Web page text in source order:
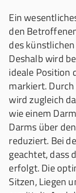
Ein
den
des
Deshalb wird
ideale Position
markiert.
wird zugleich
wie einem
Darms über
reduziert. Bei
geachtet, dass
erfolgt. Die
Sitzen, Liegen